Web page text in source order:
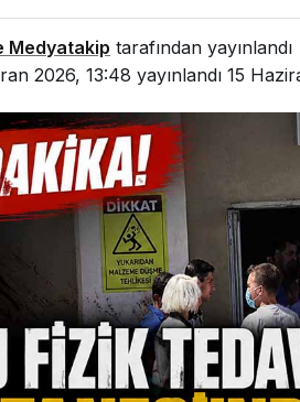
Medyatakip tarafından yayınlandı
2026, 13:48 yayınlandı 15
Genel
Zonguldak’ta
Halk Oyunları
Başlıyor